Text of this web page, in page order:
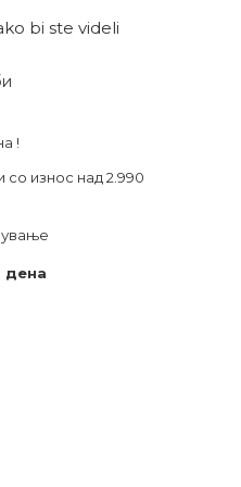
bi ste videli
!
со износ над 2.990
дена